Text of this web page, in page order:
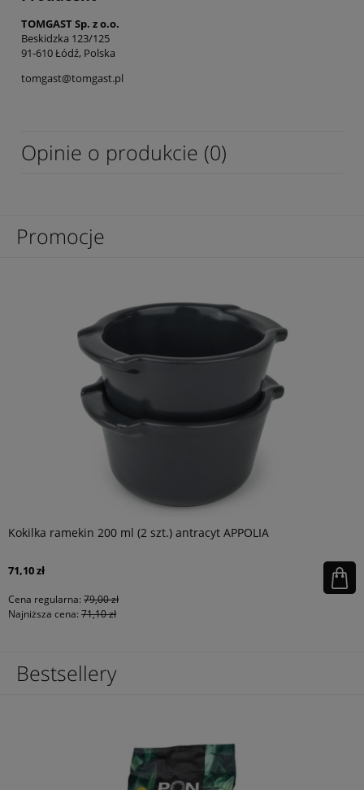
TOMGAST Sp. z o.o.
Beskidzka 123/125
91-610 Łódź, Polska
tomgast@tomgast.pl
Opinie o produkcie (0)
Promocje
Kokilka ramekin 200 ml (2 szt.) antracyt APPOLIA
71,10 zł
Cena regularna: 79,00 zł
Najniższa cena: 71,10 zł
Bestsellery